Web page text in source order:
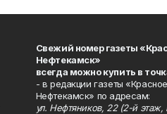
Свежий номер газеты
Нефтекамск»
всегда можно купить в
- в редакции газеты
Нефтекамск» по адресам:
ул. Нефтяников, 22 (2-й этаж,